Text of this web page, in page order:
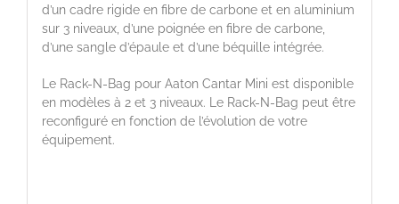
d’un cadre rigide en fibre de carbone et en aluminium
sur 3 niveaux, d’une poignée en fibre de carbone,
d’une sangle d’épaule et d’une béquille intégrée.
Le Rack-N-Bag pour Aaton Cantar Mini est disponible
en modèles à 2 et 3 niveaux. Le Rack-N-Bag peut être
reconfiguré en fonction de l’évolution de votre
équipement.